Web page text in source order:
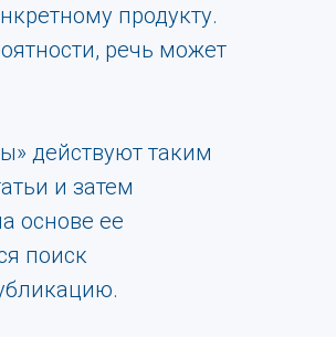
продукту.
речь может
действуют таким
и затем
основе ее
поиск